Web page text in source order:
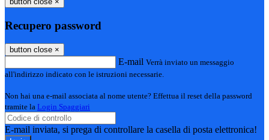
Recupero password
button close ×
E-mail Verrà inviato un messaggio
all'indirizzo indicato con le istruzioni necessarie.
Non hai una e-mail associata al nome utente? Effettua il reset della password
tramite la Login Spaggiari
E-mail inviata, si prega di controllare la casella di posta elettronica!